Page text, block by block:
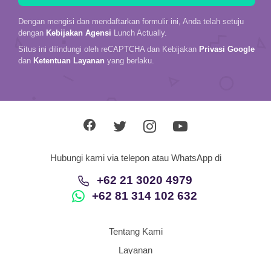
Dengan mengisi dan mendaftarkan formulir ini, Anda telah setuju
dengan Kebijakan Agensi Lunch Actually.
Situs ini dilindungi oleh reCAPTCHA dan Kebijakan Privasi Google
dan Ketentuan Layanan yang berlaku.
Hubungi kami via telepon atau WhatsApp di
+62 21 3020 4979
+62 81 314 102 632
Tentang Kami
Layanan